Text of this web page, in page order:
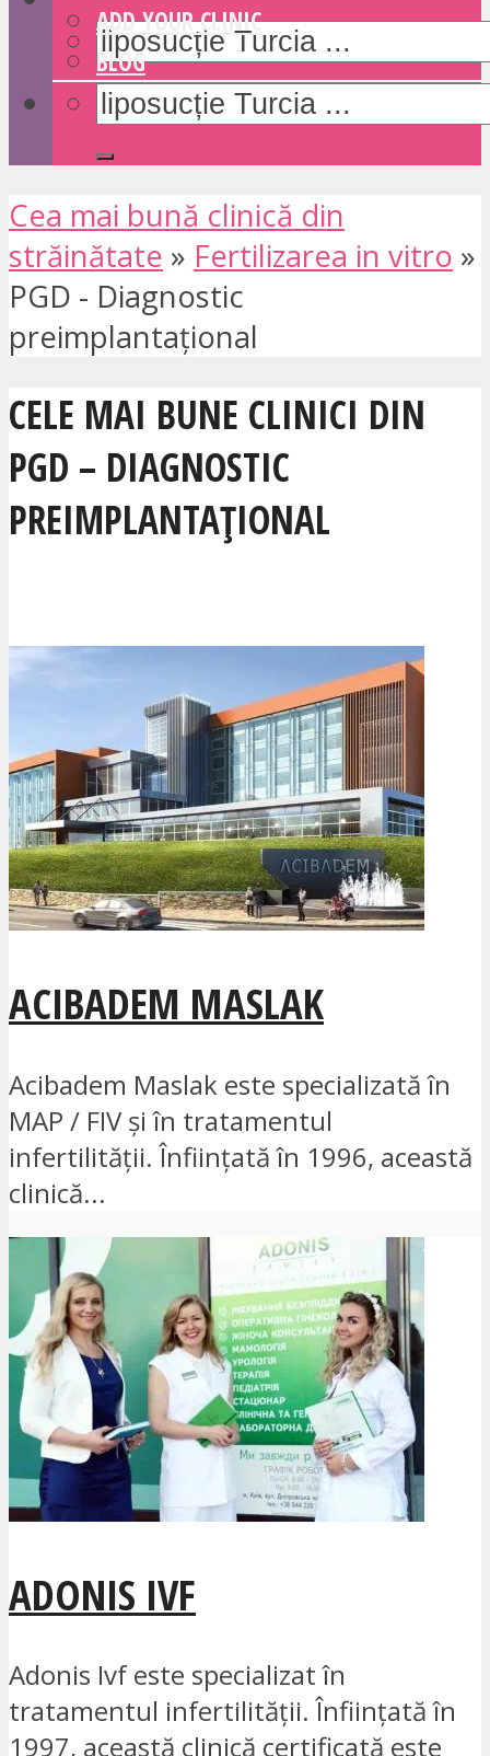
ADD YOUR CLINIC
BLOG
Cea mai bună clinică din
străinătate » Fertilizarea in vitro »
PGD - Diagnostic
preimplantațional
CELE MAI BUNE CLINICI DIN
PGD – DIAGNOSTIC
PREIMPLANTAȚIONAL
ACIBADEM MASLAK
Acibadem Maslak este specializată în
MAP / FIV și în tratamentul
infertilității. Înființată în 1996, această
clinică...
ADONIS IVF
Adonis Ivf este specializat în
tratamentul infertilității. Înființată în
1997, această clinică certificată este